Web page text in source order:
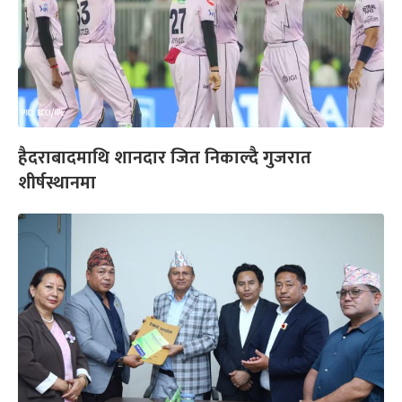
हैदराबादमाथि शानदार जित निकाल्दै गुजरात
शीर्षस्थानमा